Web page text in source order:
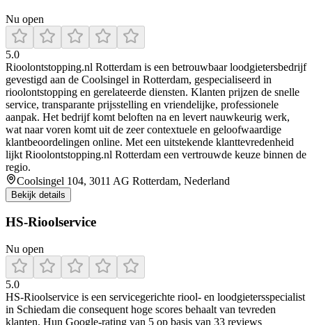
Nu open
5.0
Rioolontstopping.nl Rotterdam is een betrouwbaar loodgietersbedrijf
gevestigd aan de Coolsingel in Rotterdam, gespecialiseerd in
rioolontstopping en gerelateerde diensten. Klanten prijzen de snelle
service, transparante prijsstelling en vriendelijke, professionele
aanpak. Het bedrijf komt beloften na en levert nauwkeurig werk,
wat naar voren komt uit de zeer contextuele en geloofwaardige
klantbeoordelingen online. Met een uitstekende klanttevredenheid
lijkt Rioolontstopping.nl Rotterdam een vertrouwde keuze binnen de
regio.
Coolsingel 104, 3011 AG Rotterdam, Nederland
Bekijk details
HS-Rioolservice
Nu open
5.0
HS‑Rioolservice is een servicegerichte riool- en loodgietersspecialist
in Schiedam die consequent hoge scores behaalt van tevreden
klanten. Hun Google‑rating van 5 op basis van 33 reviews